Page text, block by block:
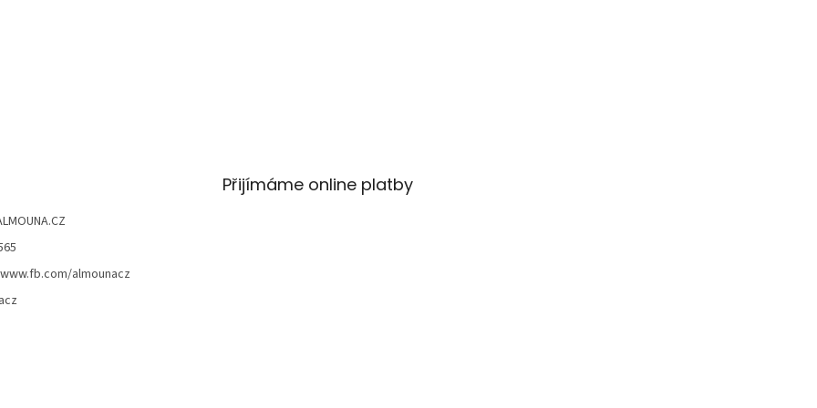
almounacz
Přijímáme online platby